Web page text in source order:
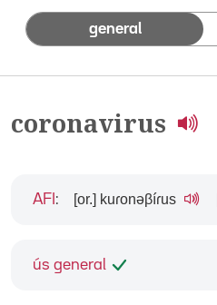
general
coronavirus
ús general
AFI : [or.] kuɾonəβíɾus